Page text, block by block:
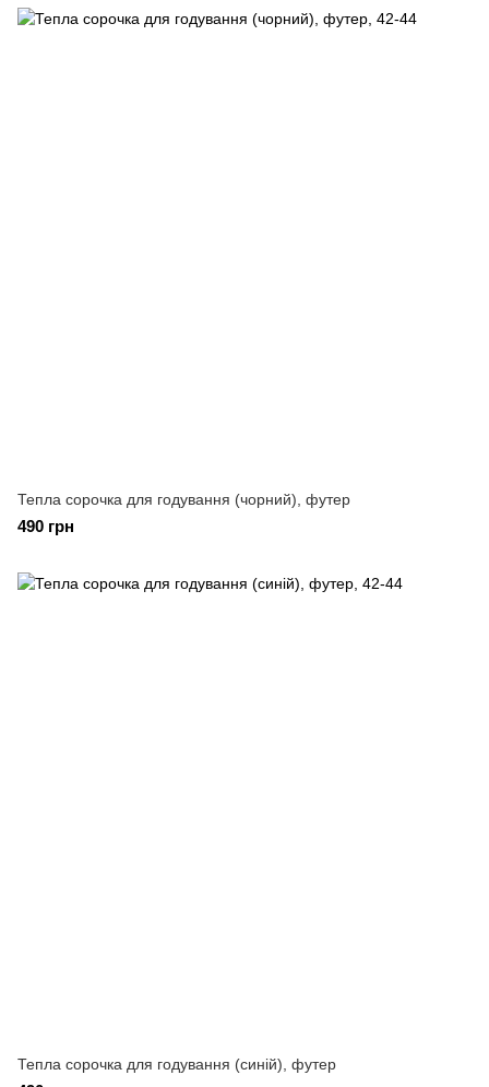
Тепла сорочка для годування (чорний), футер
490 грн
Тепла сорочка для годування (синій), футер